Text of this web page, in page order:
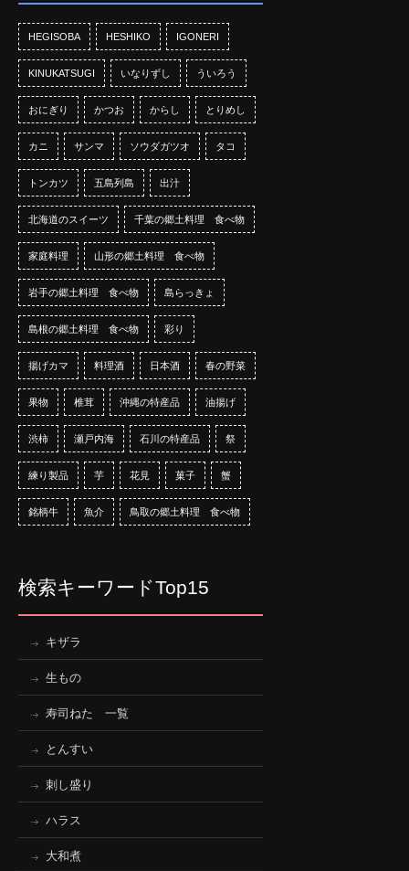
HEGISOBA HESHIKO IGONERI
KINUKATSUGI いなりずし ういろう
おにぎり かつお からし とりめし
カニ サンマ ソウダガツオ タコ
トンカツ 五島列島 出汁
北海道のスイーツ 千葉の郷土料理 食べ物
家庭料理 山形の郷土料理 食べ物
岩手の郷土料理 食べ物 島らっきょ
島根の郷土料理 食べ物 彩り
揚げカマ 料理酒 日本酒 春の野菜
果物 椎茸 沖縄の特産品 油揚げ
渋柿 瀬戸内海 石川の特産品 祭
練り製品 芋 花見 菓子 蟹
銘柄牛 魚介 鳥取の郷土料理 食べ物
検索キーワードTop15
キザラ
生もの
寿司ねた 一覧
とんすい
刺し盛り
ハラス
大和煮